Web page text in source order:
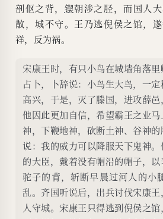
剖伛之背， 锲朝涉之胫，而国人
散，城不守。王乃逃倪侯之馆，
祥，反为祸。
宋康王时，有只小鸟在城墙角落
占卜，卜辞说：小鸟生大鸟，一
高兴，于是，灭了滕国，进攻薛邑
他因此更加自信，希望霸王之业
神，下鞭地神，砍断土神、谷神
说：我的威力可以降服天下鬼神
的大臣，戴着没有帽沿的帽子，
驼子的背，斩断早晨过河人的小
乱。齐国听说后，出兵讨伐宋康
人守城。宋康王只得逃到倪侯之